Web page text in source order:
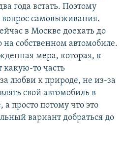
года встать. Поэтому
вопрос самовыживания.
в Москве доехать до
на собственном автомобиле.
мера, которая, к
какую-то часть
любви к природе, не из-за
свой автомобиль в
просто потому что это
вариант добраться до